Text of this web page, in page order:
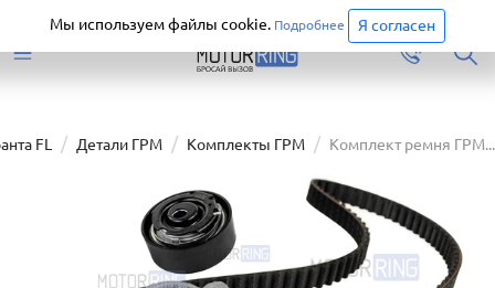
Перейти
FL Детали ГРМ Комплекты ГРМ Комплект ремня ГРМ...
Мы используем файлы cookie. Подробнее Я согласен